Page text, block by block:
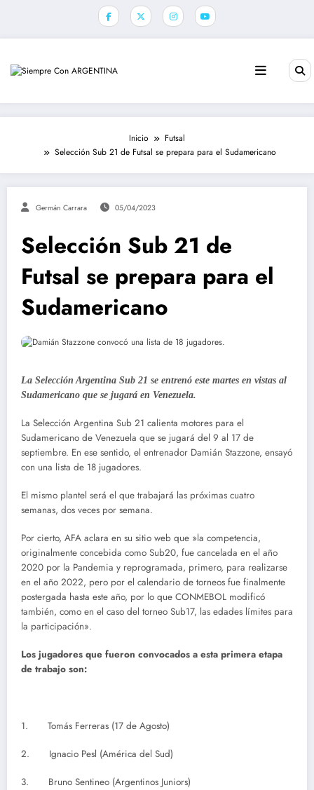
Inicio
Futsal
Selección Sub 21 de Futsal se prepara para el Sudamericano
Germán Carrara 05/04/2023
Selección Sub 21 de
Futsal se prepara para el
Sudamericano
La Selección Argentina Sub 21 se entrenó este martes en vistas al
Sudamericano que se jugará en Venezuela.
La Selección Argentina Sub 21 calienta motores para el
Sudamericano de Venezuela que se jugará del 9 al 17 de
septiembre. En ese sentido, el entrenador Damián Stazzone, ensayó
con una lista de 18 jugadores.
El mismo plantel será el que trabajará las próximas cuatro
semanas, dos veces por semana.
Por cierto, AFA aclara en su sitio web que »la competencia,
originalmente concebida como Sub20, fue cancelada en el año
2020 por la Pandemia y reprogramada, primero, para realizarse
en el año 2022, pero por el calendario de torneos fue finalmente
postergada hasta este año, por lo que CONMEBOL modificó
también, como en el caso del torneo Sub17, las edades límites para
la participación».
Los jugadores que fueron convocados a esta primera etapa
de trabajo son:
1. Tomás Ferreras (17 de Agosto)
2. Ignacio Pesl (América del Sud)
3. Bruno Sentineo (Argentinos Juniors)